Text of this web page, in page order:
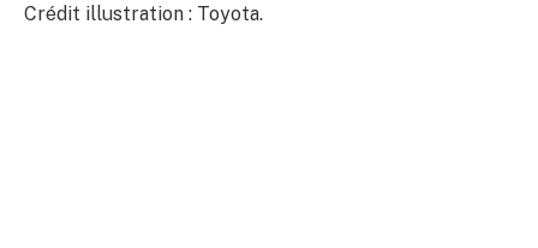
Crédit illustration : Toyota.